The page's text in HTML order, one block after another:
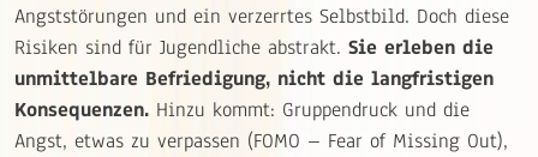
Angststörungen und ein verzerrtes Selbstbild. Doch diese
Risiken sind für Jugendliche abstrakt. Sie erleben die
unmittelbare Befriedigung, nicht die langfristigen
Konsequenzen. Hinzu kommt: Gruppendruck und die
Angst, etwas zu verpassen (FOMO – Fear of Missing Out),